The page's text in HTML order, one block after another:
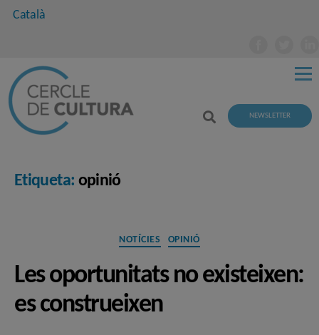
Català
NEWSLETTER
Etiqueta: opinió
Categories
NOTÍCIES OPINIÓ
Les oportunitats no existeixen:
es construeixen